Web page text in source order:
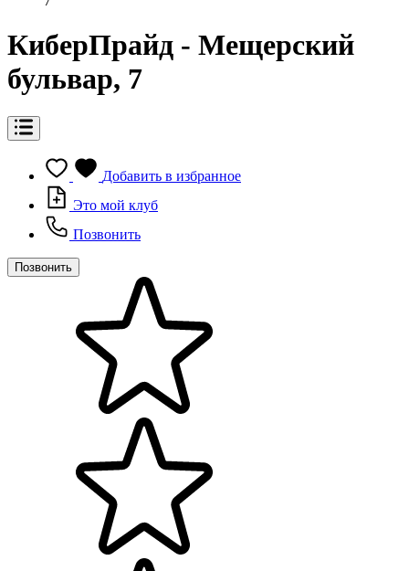
КиберПрайд - Мещерский
бульвар, 7
Добавить в избранное
Это мой клуб
Позвонить
Позвонить